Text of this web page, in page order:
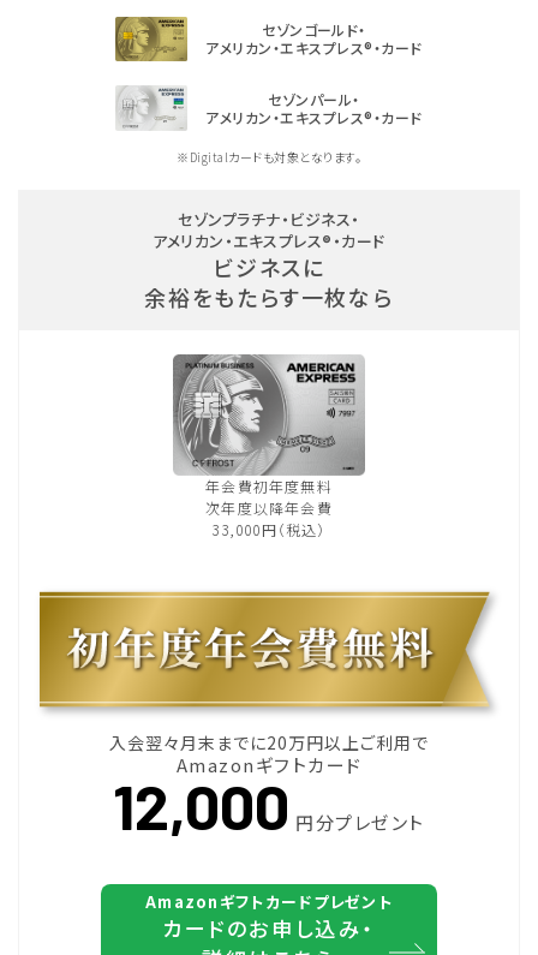
セゾンゴールド・
アメリカン・エキスプレス®・カード
セゾンパール・
アメリカン・エキスプレス®・カード
Digitalカードも対象となります。
セゾンプラチナ・ビジネス・
アメリカン・エキスプレス®・カード
ビジネスに
余裕をもたらす一枚なら
年会費初年度無料
次年度以降年会費
33,000円（税込）
入会翌々月末までに20万円以上ご利用で
Amazonギフトカード
12,000 円分プレゼント
Amazonギフトカードプレゼント
カードのお申し込み・